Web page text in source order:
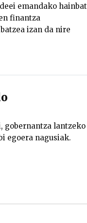
emandako hainbat
finantza
izan da nire
gobernantza lantzeko
egoera nagusiak.